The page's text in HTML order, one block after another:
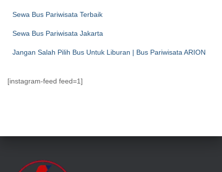
Sewa Bus Pariwisata Terbaik
Sewa Bus Pariwisata Jakarta
Jangan Salah Pilih Bus Untuk Liburan | Bus Pariwisata ARION
[instagram-feed feed=1]